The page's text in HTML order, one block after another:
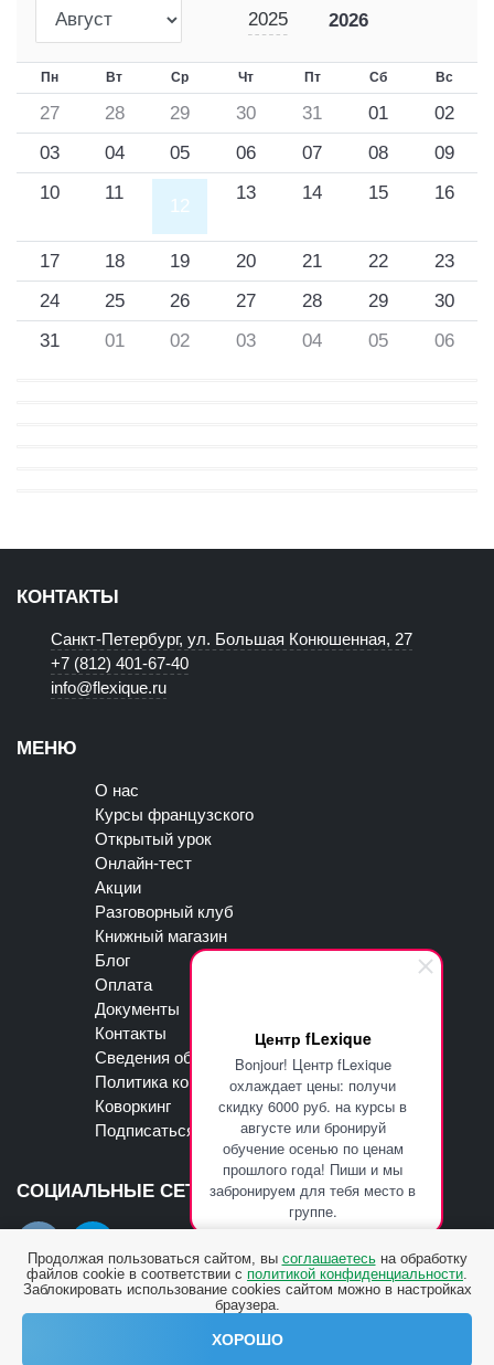
Центр fLexique
Bonjour! Центр fLexique
охлаждает цены: получи
скидку 6000 руб. на курсы в
августе или бронируй
обучение осенью по ценам
прошлого года! Пиши и мы
забронируем для тебя место в
группе.
2025 2026
Пн Вт Ср Чт Пт Сб Вс
27 28 29 30 31 01
02
03
04 05 06 07 08
09
10
11
12
13 14 15 16
17 18 19 20 21 22
23
24
25 26 27 28 29
30
31
01 02 03 04 05 06
КОНТАКТЫ
Санкт-Петербург, ул. Большая Конюшенная, 27
+7 (812) 401-67-40
info@flexique.ru
МЕНЮ
О нас
Курсы французского
Открытый урок
Онлайн-тест
Акции
Разговорный клуб
Книжный магазин
Блог
Оплата
Документы
Контакты
Сведения об образовательной организации
Политика конфиденциальности
Коворкинг
Подписаться на рассылку
СОЦИАЛЬНЫЕ СЕТИ
Продолжая пользоваться сайтом, вы соглашаетесьна обработку
файлов cookie в соответствии с политикой конфиденциальности.
Заблокировать использование cookies сайтом можно в настройках
браузера.
ХОРОШО